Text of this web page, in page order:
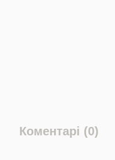
Коментарі (0)